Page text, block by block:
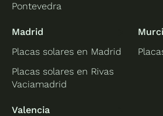
Pontevedra
Madrid
Placas solares en Madrid
Placas solares en Rivas
Vaciamadrid
Valencia